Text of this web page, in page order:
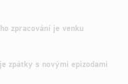
zpracování je venku
zpátky s novými epizodami